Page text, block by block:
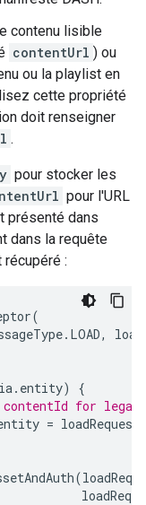
contenu lisible
contentUrl ) ou
ou la playlist en
cette propriété
doit renseigner
.
pour stocker les
pour l'URL
présenté dans
dans la requête
:
(
. LOAD,
. entity)
{
for
=
(